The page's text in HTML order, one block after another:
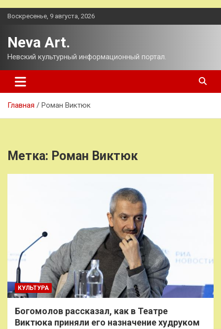
Перейти
Воскресенье, 9 августа, 2026
Neva Art.
Невский культурный информационный портал.
Главная Роман Виктюк
Метка: Роман Виктюк
КУЛЬТУРА
Богомолов рассказал, как в Театре
Виктюка приняли его назначение худруком